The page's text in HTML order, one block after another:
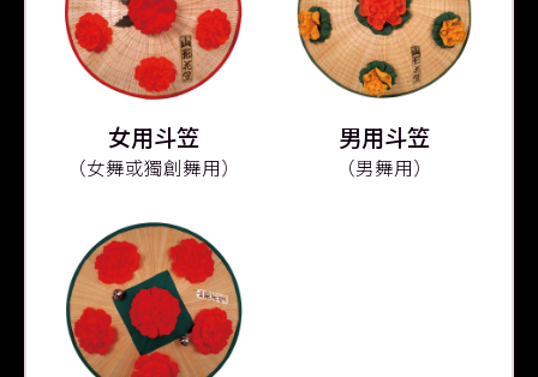
女用斗笠
（女舞或獨創舞用）
男用斗笠
（男舞用）